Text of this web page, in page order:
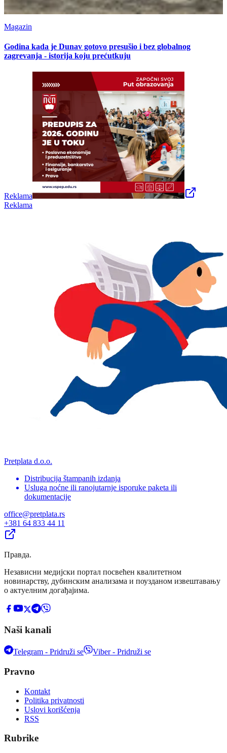
Magazin
Godina kada je Dunav gotovo presušio i bez globalnog
zagrevanja - istorija koju prećutkuju
Reklama
Reklama
Pretplata d.o.o.
Distribucija štampanih izdanja
Usluga noćne ili ranojutarnje isporuke paketa ili
dokumentacije
office@pretplata.rs
+381 64 833 44 11
Правда.
Независни медијски портал посвећен квалитетном
новинарству, дубинским анализама и поузданом извештавању
о актуелним догађајима.
Naši kanali
Telegram - Pridruži se Viber - Pridruži se
Pravno
Kontakt
Politika privatnosti
Uslovi korišćenja
RSS
Rubrike